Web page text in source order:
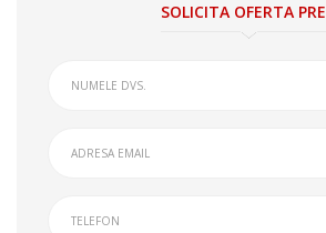
SOLICITA OFERTA